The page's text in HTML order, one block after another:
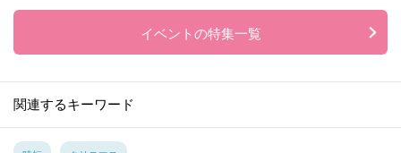
イベントの特集一覧
関連するキーワード